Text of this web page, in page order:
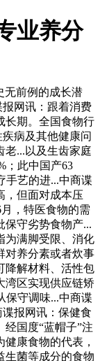
业养分
前例的成长潜
网讯：跟着消费
长期。全国食物行
病及其他健康问
老...以及生齿家庭
；此中国产63
手艺的进...中商谍
，但面对成本压
月，特医食物的需
保守劣势食物产...
为满脚受限、消化
对养分素或者炊事
降解材料、活性包
湾区实现供应链矫
保守调味...中商谍
报网讯：保健食
国度“蓝帽子”注
康食物的代表，
生菌等成分的食物